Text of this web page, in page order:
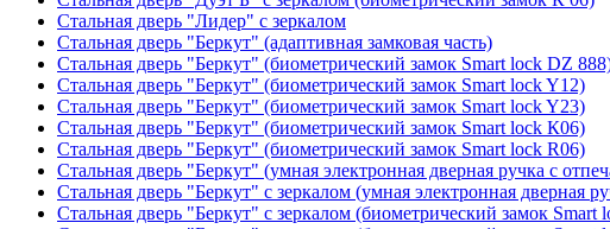
Стальная дверь "Лидер" с зеркалом
Стальная дверь "Беркут" (адаптивная замковая часть)
Стальная дверь "Беркут" (биометрический замок Smart lock DZ
Стальная дверь "Беркут" (биометрический замок Smart lock Y12)
Стальная дверь "Беркут" (биометрический замок Smart lock Y23)
Стальная дверь "Беркут" (биометрический замок Smart lock К06)
Стальная дверь "Беркут" (биометрический замок Smart lock R06)
Стальная дверь "Беркут" (умная электронная дверная ручка с
Стальная дверь "Беркут" с зеркалом (умная электронная дверная
Стальная дверь "Беркут" с зеркалом (биометрический замок Smart